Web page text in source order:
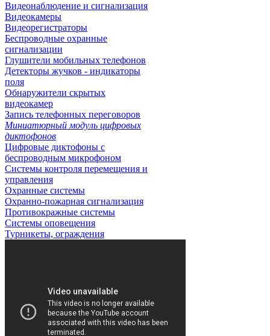
Видеонаблюдение и сигнализация
Видеокамеры
Видеорегистраторы
Беспроводные охранные
сигнализации
Глушители мобильных телефонов
Детекторы жучков - индикаторы
поля
Обнаружители скрытых
видеокамер
Запись телефонных переговоров
Миниатюрный модуль цифровых
диктофонов
Цифровые диктофоны с
беспроводным микрофоном
Системы контроля перемещения и
управления
Охранные системы
Охранно-пожарная сигнализация
Противокражные системы
Системы оповещения
Турникеты, ограждения